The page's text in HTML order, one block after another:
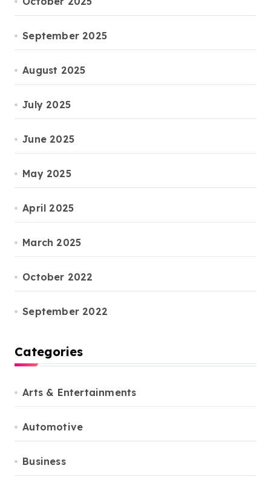
September 2025
August 2025
July 2025
June 2025
May 2025
April 2025
March 2025
October 2022
September 2022
Categories
Arts & Entertainments
Automotive
Business